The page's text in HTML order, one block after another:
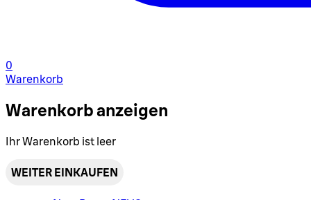
0
Warenkorb
Warenkorb anzeigen
Ihr Warenkorb ist leer
WEITER EINKAUFEN